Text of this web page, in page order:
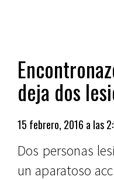
deja dos
15 febrero, 2016 a las
Dos personas
un aparatoso